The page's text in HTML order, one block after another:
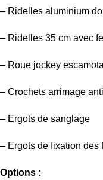
– Ridelles aluminium
– Ridelles 35 cm avec
– Roue jockey
– Crochets arrimage
– Ergots de sanglage
– Ergots de fixation des
Options :